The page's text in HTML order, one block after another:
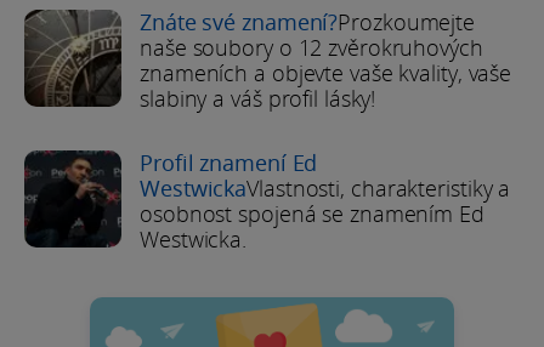
Znáte své znamení?Prozkoumejte
naše soubory o 12 zvěrokruhových
znameních a objevte vaše kvality, vaše
slabiny a váš profil lásky!
Profil znamení Ed
WestwickaVlastnosti, charakteristiky a
osobnost spojená se znamením Ed
Westwicka.